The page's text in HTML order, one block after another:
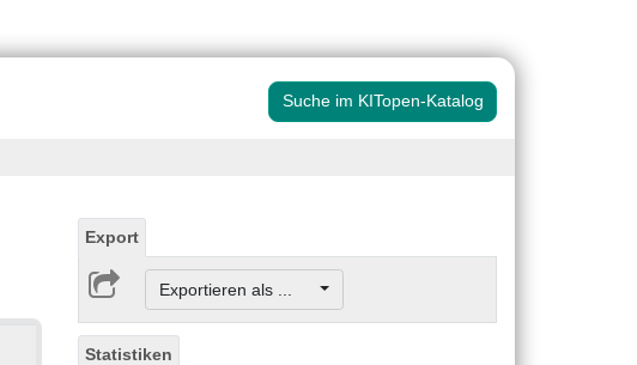
Suche im KITopen-Katalog
Export
Exportieren als ...
Statistiken